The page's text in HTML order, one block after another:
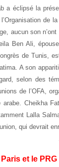
éclipsé la
de
aucun son
Ben Ali,
de Tunis,
A son
selon des
de l’OFA,
Cheikha
Lalla
qui devrait
Paris et le